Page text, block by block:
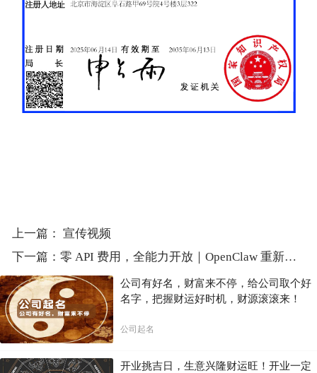
上一篇： 宣传视频
下一篇： 零 API 费用，全能力开放｜OpenClaw 重新定义 AI 智能体新范式
公司有好名，财富来不停，给公司取个好
名字，把握财运好时机，财源滚滚来！
公司起名
开业挑吉日，生意兴隆财运旺！开业一定